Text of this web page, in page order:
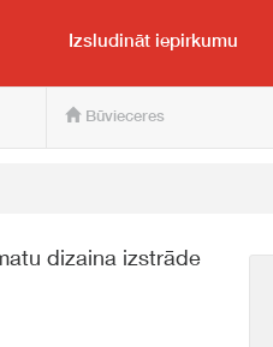
un pārdevējam
Izsludināt iepirkumu
Būvieceres
dizaina izstrāde